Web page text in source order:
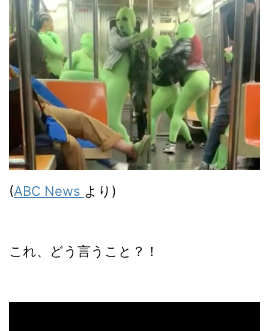
(ABC News より)
これ、どう言うこと？！